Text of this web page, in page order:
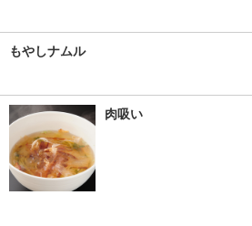
もやしナムル
肉吸い